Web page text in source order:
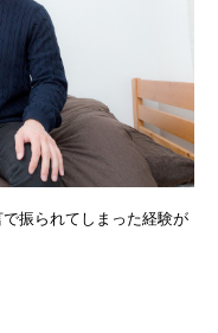
振られてしまった経験が